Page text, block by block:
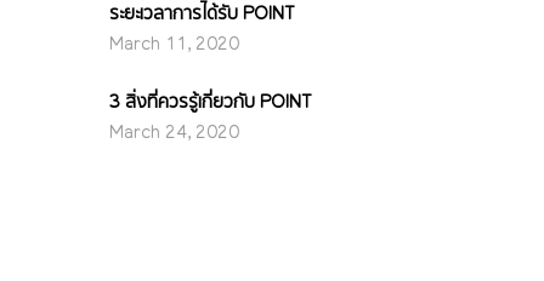
ระยะเวลาการได้รับ POINT
March 11, 2020
3 สิ่งที่ควรรู้เกี่ยวกับ POINT
March 24, 2020